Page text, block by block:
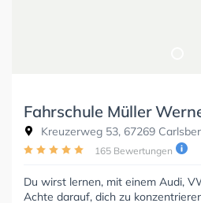
Fahrschule Müller
Kreuzerweg 53, 67269
165 Bewertungen
Du wirst lernen, mit einem Audi,
Achte darauf, dich zu